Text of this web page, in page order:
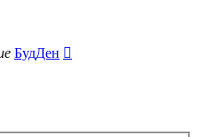
БудДен